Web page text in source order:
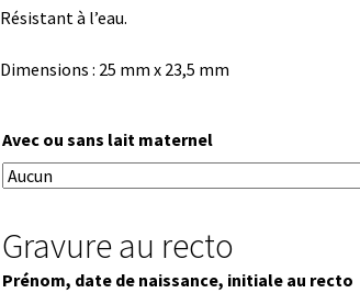
Résistant à l’eau.
Dimensions : 25 mm x 23,5 mm
Avec ou sans lait maternel
Gravure au recto
Prénom, date de naissance, initiale au recto